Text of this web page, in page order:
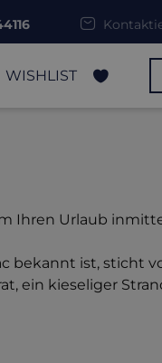
WISHLIST
Ihren Urlaub
bekannt ist, sticht
ein kieseliger